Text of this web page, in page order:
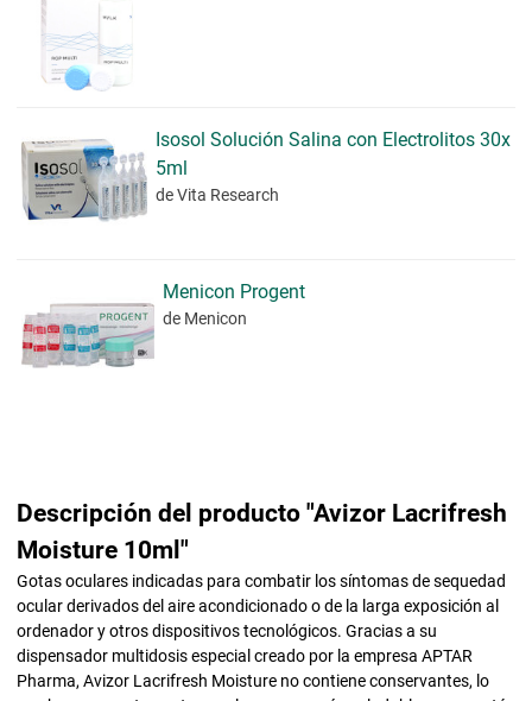
Isosol Solución Salina con Electrolitos 30x
5ml
de Vita Research
Menicon Progent
de Menicon
Descripción del producto "Avizor Lacrifresh
Moisture 10ml"
Gotas oculares indicadas para combatir los síntomas de sequedad
ocular derivados del aire acondicionado o de la larga exposición al
ordenador y otros dispositivos tecnológicos. Gracias a su
dispensador multidosis especial creado por la empresa APTAR
Pharma, Avizor Lacrifresh Moisture no contiene conservantes, lo